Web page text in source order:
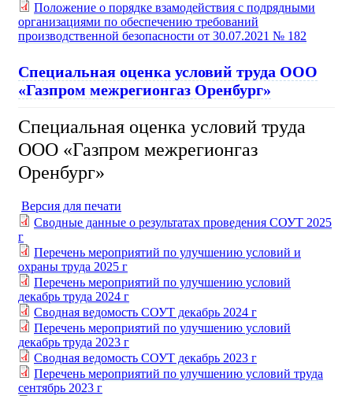
Положение о порядке взамодействия с подрядными
организациями по обеспечению требований
производственной безопасности от 30.07.2021 № 182
Специальная оценка условий труда ООО
«Газпром межрегионгаз Оренбург»
Специальная оценка условий труда
ООО «Газпром межрегионгаз
Оренбург»
Версия для печати
Сводные данные о результатах проведения СОУТ 2025
г
Перечень мероприятий по улучшению условий и
охраны труда 2025 г
Перечень мероприятий по улучшению условий
декабрь труда 2024 г
Сводная ведомость СОУТ декабрь 2024 г
Перечень мероприятий по улучшению условий
декабрь труда 2023 г
Сводная ведомость СОУТ декабрь 2023 г
Перечень мероприятий по улучшению условий труда
сентябрь 2023 г